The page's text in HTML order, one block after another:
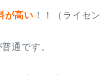
が高い ！！（ライセン
通です。